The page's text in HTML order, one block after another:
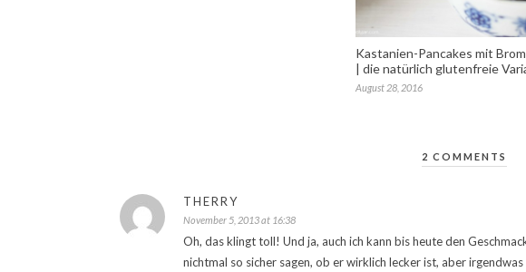
Kastanien-Pancakes mit
| die natürlich glutenfreie
August 28, 2016
2 COMMENTS
THERRY
November 5, 2013 at 16:38
Oh, das klingt toll! Und ja, auch ich kann bis heute den
nichtmal so sicher sagen, ob er wirklich lecker ist, aber